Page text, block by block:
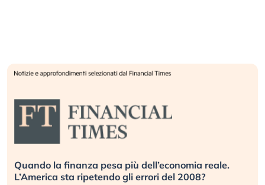
Quando la finanza pesa più dell’economia reale.
L’America sta ripetendo gli errori del 2008?